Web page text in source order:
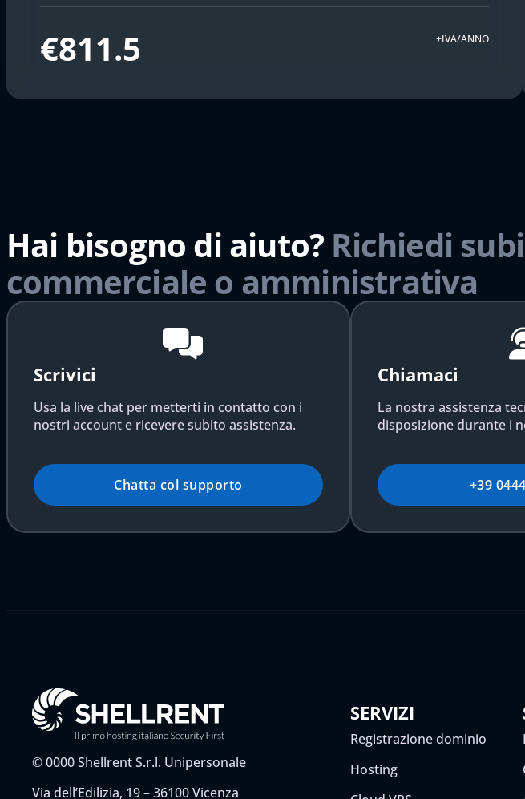
€811.5 +IVA/ANNO
Hai bisogno di aiuto? Richiedi
commerciale o amministrativa
Scrivici
Usa la live chat per metterti in contatto con i
nostri account e ricevere subito assistenza.
Chatta col supporto
Chiamaci
La nostra assistenza
disposizione durante i
+39
©0000Shellrent S.r.l. Unipersonale
Via dell’Edilizia, 19 – 36100 Vicenza
SERVIZI
Registrazione dominio
Hosting